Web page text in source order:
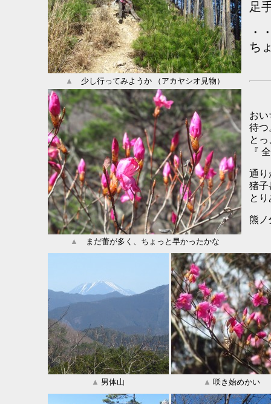
足
・
ち
▲ 少し行ってみようか （アカヤシオ見物）
お
待つ
と
『
通り
猪子
と
熊ノ
▲ まだ蕾が多く、ちょっと早かったかな
▲ 男体山 ▲ 咲き始めかい